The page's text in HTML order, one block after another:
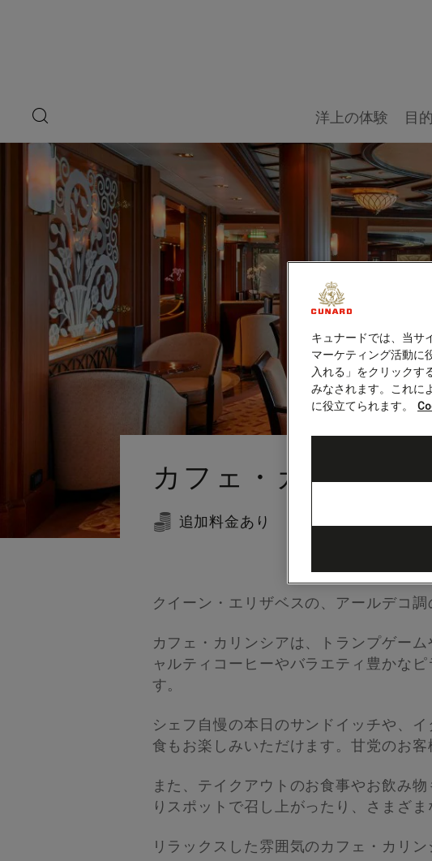
search
button
洋上の体験 目
カフェ・カリンシ
guests
追加料金あり バー＆ラウンジ
クイーン・エリザベスの、アールデコ
カフェ・カリンシアは、トランプゲー
ャルティコーヒーやバラエティ豊かな
す。
シェフ自慢の本日のサンドイッチや、
食もお楽しみいただけます。甘党のお
また、テイクアウトのお食事やお飲み
りスポットで召し上がったり、さまざ
リラックスした雰囲気のカフェ・カリ
愉
し
み
キュナードでは、当サ
マーケティング活動に
入れる」をクリックす
みなされます。これに
に役立てられます。